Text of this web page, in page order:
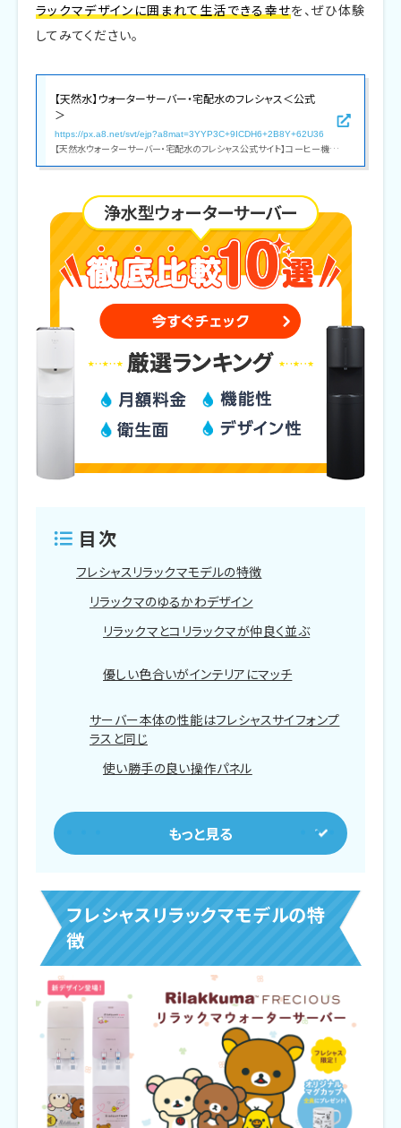
ラックマデザインに囲まれて生活できる幸せを、ぜひ体験
してみてください。
【天然水】ウォーターサーバー・宅配水のフレシャス＜公式
＞
https://px.a8.net/svt/ejp?a8mat=3YYP3C+9ICDH6+2B8Y+62U36
【天然水ウォーターサーバー・宅配水のフレシャス公式サイト】コーヒー機能付きウォーターサーバーや一人暮らし向け卓上モデル等、デザイン性・機能性共に人気のウォーターサーバーをラインナップ。配送料全国無料0円!限定キャンペーン実施中!
目次
フレシャスリラックマモデルの特徴
リラックマのゆるかわデザイン
リラックマとコリラックマが仲良く並ぶ
優しい色合いがインテリアにマッチ
サーバー本体の性能はフレシャスサイフォンプ
ラスと同じ
使い勝手の良い操作パネル
衛生的な設計
優れた省エネ性能
フレシャスリラックマモデルの口コミ・評判
プレゼントとしても喜ばれる
リラックマファンから歓喜の声
機能面でも満足度が高い
フレシャスリラックマモデルの特
徴